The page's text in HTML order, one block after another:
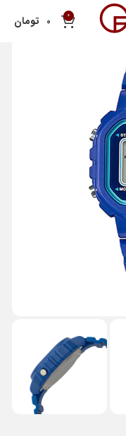
0
0 تومان